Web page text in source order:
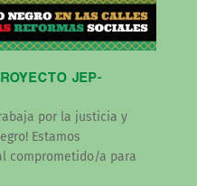
JEP-
por la justicia y
Estamos
comprometido/a para